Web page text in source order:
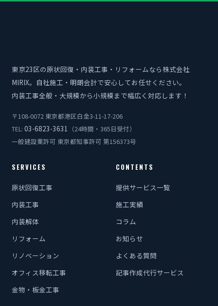
東京23区の原状回復・内装工事・リフォームなら株式会社
MIRIX。自社施工・明朗会計で安心してお任せください。
内装工事全般・大規模から小規模まで幅広く対応します！
〒108-0072 東京都港区白金3-11-17-206
TEL: 03-6823-3631
（24時間・365日受付）
一般建設業許可 東京都知事許可 第156373号
SERVICES
原状回復工事
内装工事
内装解体
リフォーム
リノベーション
オフィス移転工事
金物・板金工事
CONTENTS
提供サービス一覧
施工実績
コラム
お知らせ
よくある質問
記事作成代行サービス